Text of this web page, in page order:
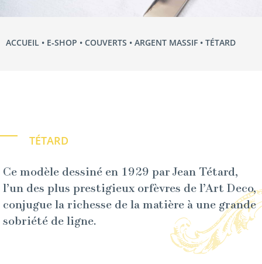
ACCUEIL • E‑SHOP • COUVERTS • ARGENT MASSIF • TÉTARD
TÉTARD
Ce modèle dessiné en 1929 par Jean Tétard,
l’un des plus prestigieux orfèvres de l’Art Deco,
conjugue la richesse de la matière à une grande
sobriété de ligne.